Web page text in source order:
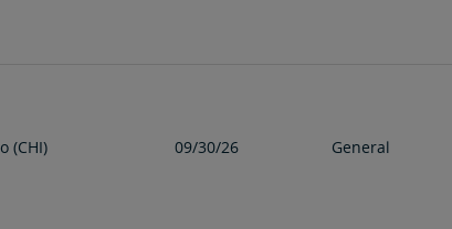
(CHI) 09/30/26 General